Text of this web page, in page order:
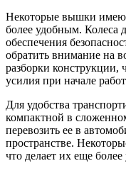
Некоторые вышки
более удобным. Колеса
обеспечения
обратить внимание на
разборки конструкции,
усилия при начале
Для удобства
компактной в
перевозить ее в
пространстве.
что делает их еще